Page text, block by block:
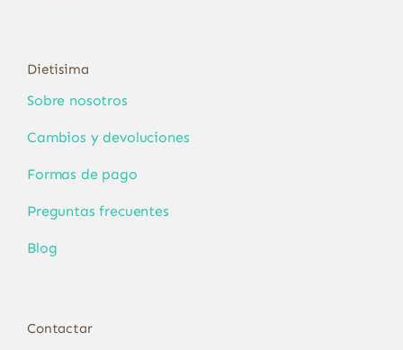
Dietisima
Sobre nosotros
Cambios y devoluciones
Formas de pago
Preguntas frecuentes
Blog
Contactar